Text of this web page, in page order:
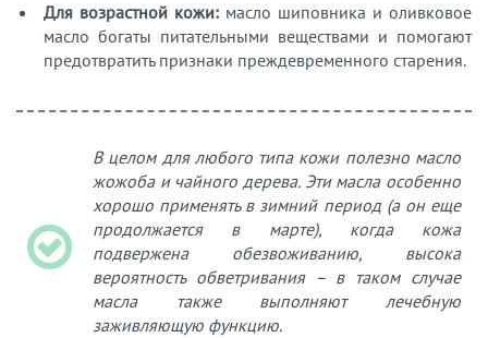
Для возрастной кожи: масло шиповника и оливковое
масло богаты питательными веществами и помогают
предотвратить признаки преждевременного старения.
В целом для любого типа кожи полезно масло
жожоба и чайного дерева. Эти масла особенно
хорошо применять в зимний период (а он еще
продолжается в марте), когда кожа
подвержена обезвоживанию, высока
вероятность обветривания – в таком случае
масла также выполняют лечебную
заживляющую функцию.